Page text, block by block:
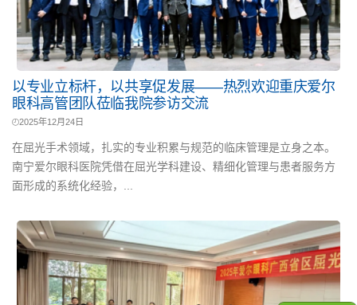
以专业立标杆，以共享促发展——热烈欢迎重庆爱尔
眼科高管团队莅临我院参访交流
2025年12月24日
在屈光手术领域，扎实的专业积累与规范的临床管理是立身之本。
南宁爱尔眼科医院凭借在屈光学科建设、精细化管理与患者服务方
面形成的系统化经验，...